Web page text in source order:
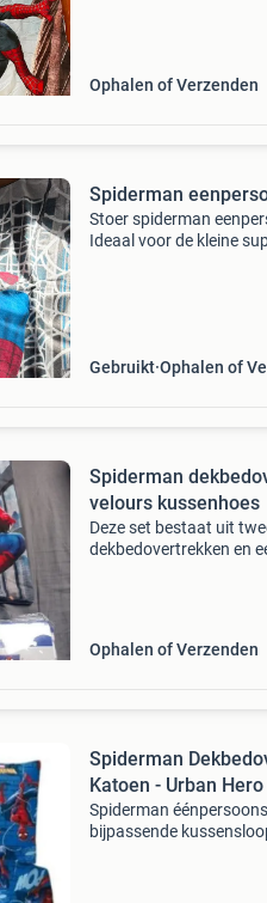
Ophalen of Verzenden
Spiderman
Stoer spiderman
Ideaal voor de kleine
Gebruikt Ophalen of
Spiderman
velours kussenhoes
Deze set bestaat uit
dekbedovertrekken en
Ophalen of Verzenden
Spiderman
Katoen - Urban Hero
Spiderman
bijpassende